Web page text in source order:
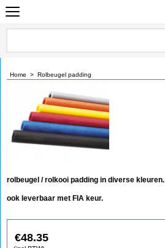
Home > Rolbeugel padding
rolbeugel / rolkooi padding in diverse kleuren.
ook leverbaar met FIA keur.
€48.35